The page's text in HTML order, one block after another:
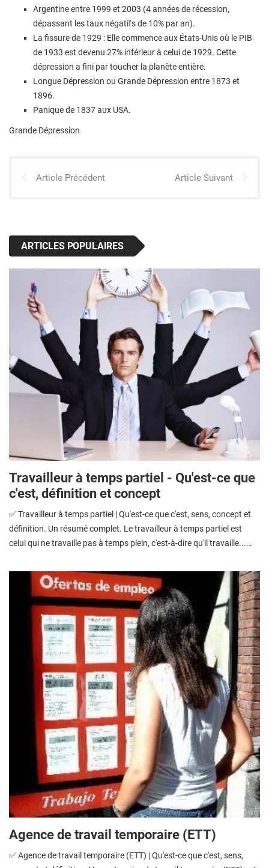
Argentine entre 1999 et 2003 (4 années de récession,
dépassant les taux négatifs de 10% par an).
La fissure de 1929 : Elle commence aux États-Unis où le PIB
de 1933 est devenu 27% inférieur à celui de 1929. Cette
dépression a fini par toucher la planète entière.
Longue Dépression ou Grande Dépression entre 1873 et
1896.
Panique de 1837 aux USA.
Grande Dépression
Article Précédent Article Suivant
ARTICLES POPULAIRES
Travailleur à temps partiel - Qu'est-ce que
c'est, définition et concept
✅ Travailleur à temps partiel | Qu'est-ce que c'est, sens, concept et
définition. Un résumé complet. Le travailleur à temps partiel est
celui qui ne travaille pas à temps plein, c'est-à-dire qu'il travaille...…
Agence de travail temporaire (ETT)
✅ Agence de travail temporaire (ETT) | Qu'est-ce que c'est, sens,